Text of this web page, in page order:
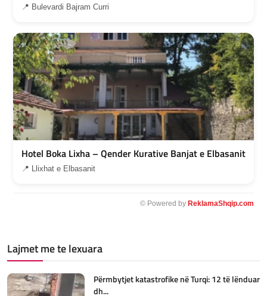
📍 Bulevardi Bajram Curri
Hotel Boka Lixha – Qender Kurative Banjat e Elbasanit
📍 Llixhat e Elbasanit
© Powered by ReklamaShqip.com
Lajmet me te lexuara
Përmbytjet katastrofike në Turqi: 12 të lënduar
dh...